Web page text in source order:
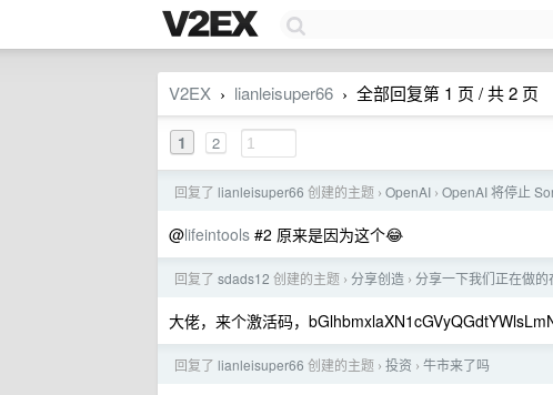
V2EX › lianleisuper66 › 全部回复第 1 页 / 共 2 页
1 2
回复了 lianleisuper66 创建的主题 › OpenAI › OpenAI 将停止
@lifeintools #2 原来是因为这个😂
回复了 sdads12 创建的主题 › 分享创造 › 分享一下我们正在做
大佬，来个激活码，
回复了 lianleisuper66 创建的主题 › 投资 › 牛市来了吗